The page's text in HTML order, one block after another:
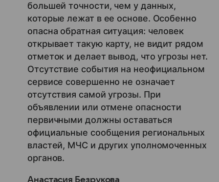
большей точности, чем у данных,
которые лежат в ее основе. Особенно
опасна обратная ситуация: человек
открывает такую карту, не видит рядом
отметок и делает вывод, что угрозы нет.
Отсутствие события на неофициальном
сервисе совершенно не означает
отсутствия самой угрозы. При
объявлении или отмене опасности
первичными должны оставаться
официальные сообщения региональных
властей, МЧС и других уполномоченных
органов.
Анастасия Безрукова